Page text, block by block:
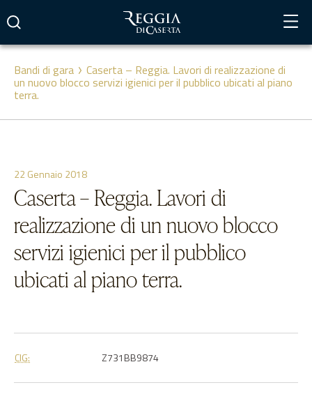
contenuto
Bandi di gara Caserta – Reggia. Lavori di realizzazione di
un nuovo blocco servizi igienici per il pubblico ubicati al piano
terra.
22 Gennaio 2018
Caserta – Reggia. Lavori di
realizzazione di un nuovo blocco
servizi igienici per il pubblico
ubicati al piano terra.
CIG: Z731BB9874